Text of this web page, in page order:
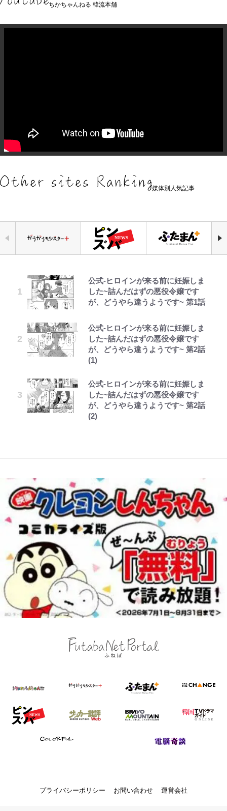
ちかちゃんねる 韓流本舗
媒体別人気記事
公式-ヒロインが来る前に妊娠しま
した~詰んだはずの悪役令嬢です
が、どうやら違うようです~ 第1話
公式-ヒロインが来る前に妊娠しま
した~詰んだはずの悪役令嬢です
が、どうやら違うようです~ 第2話
(1)
公式-ヒロインが来る前に妊娠しま
した~詰んだはずの悪役令嬢です
が、どうやら違うようです~ 第2話
(2)
千葉雄大、ほっそりイケメン近影に
「顔パンパンだったのに」反響 視
聴者が想った激変の納得理由
GLAY・TERU＆PUFFY大貫亜美
の“共演”ショットに「夫婦で写っ
てるの尊い」 長女はもう23歳
増」130㎏ボディに驚きと心配 過
去の「めちゃ美人」写真も再び
「自分の絵ごと、このジャンルはそ
ろそろ終わりかな」江口寿史が炎上
を経て樋口毅宏に語ったこと
ファミマと『VIVANT』第2シーズ
ンのコラボがスタート！ “別班饅
頭”や限定グッズ登場にファン感激
「これは買うしかない！」
「まだ2枚しか描けてないんだよね
ぇ」作家・樋口毅宏が問う、今再
び、漫画に向かう江口寿史の現在地
空の轍と大地の雲と 第1回
第3回 出版までの道のり・その2
著
｢めーっちゃオシャじゃん｣中田英
寿やトッティも愛した名門ローマ、
新アウェイユニが大評判！｢カッコ
買おうかな｣
｢守り方かっこよすぎ｣上田綺世が
妻の“ワンオペ騒動”に家族写真で
る“神対応”に新婚の板倉、久保、
長友夫妻も続々エール！
浦和と千葉の首をかしげる主力放
制｣の大激論】(4)
荒々しい「火山帯」の一端にいるこ
とを体感！ 登頂約10分でも大迫力
「吾妻小富士」火口を1周する「1
ポ【福島県福島市】
青く美しい「幸せのブルービー」の
正体とは？ 身近な場所で見つける
る「季節の虫」の探し方 vol.21】
アユは「怒らせて掛ける」魚だっ
た！ ルアーを追わせて釣りあげる
でっかい男になりたいゾ
とうちゃんが出世するゾ
錦織一清の写真集はなぜ私服なの
か…高級ブランドをやめ等身大の自
分を表現する現在「ちゃんとおじい
錦織一清が語る還暦からの新たな挑
戦…少年隊の分岐点と60代で挑む
映画監督作『僕は瞳に恋してる』
藤原紀香が23年間続けるボランテ
ィア活動の原動力は…「偽善者だ」
との声も跳ね返す“誰かの役に立ち
たい”という思い
プライバシーポリシー お問い合わせ 運営会社